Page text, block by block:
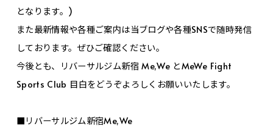
となります。)
また最新情報や各種ご案内は当ブログや各種SNSで随時発信
しております。ぜひご確認ください。
今後とも、リバーサルジム新宿 Me,We とMeWe Fight
Sports Club 目白をどうぞよろしくお願いいたします。
■リバーサルジム新宿Me,We